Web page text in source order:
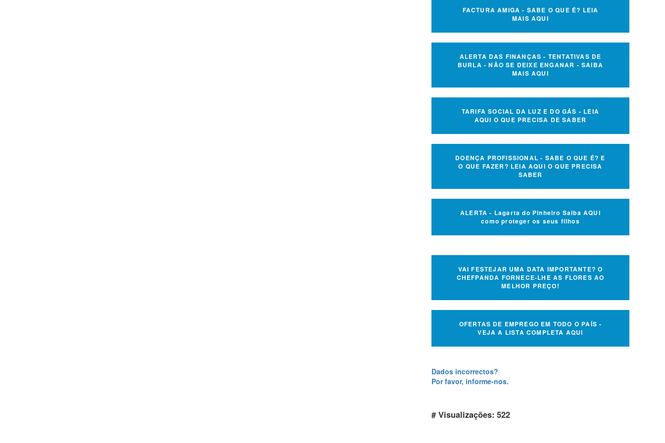
FACTURA AMIGA - SABE O QUE É? LEIA
MAIS AQUI
ALERTA DAS FINANÇAS - TENTATIVAS DE
BURLA - NÃO SE DEIXE ENGANAR - SAIBA
MAIS AQUI
TARIFA SOCIAL DA LUZ E DO GÁS - LEIA
AQUI O QUE PRECISA DE SABER
DOENÇA PROFISSIONAL - SABE O QUE É? E
O QUE FAZER? LEIA AQUI O QUE PRECISA
SABER
ALERTA - Lagarta do Pinheiro Saiba AQUI
como proteger os seus filhos
VAI FESTEJAR UMA DATA IMPORTANTE? O
CHEFPANDA FORNECE-LHE AS FLORES AO
MELHOR PREÇO!
OFERTAS DE EMPREGO EM TODO O PAÍS -
VEJA A LISTA COMPLETA AQUI
Dados incorrectos?
Por favor, informe-nos.
# Visualizações: 522